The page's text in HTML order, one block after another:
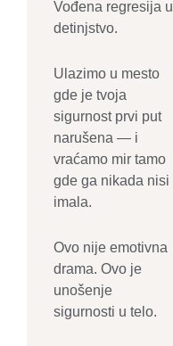
Vođena regresija u
detinjstvo.
Ulazimo u mesto
gde je tvoja
sigurnost prvi put
narušena — i
vraćamo mir tamo
gde ga nikada nisi
imala.
Ovo nije emotivna
drama. Ovo je
unošenje
sigurnosti u telo.